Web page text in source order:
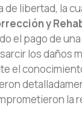
de libertad, la
y
el pago de
los daños
el
la